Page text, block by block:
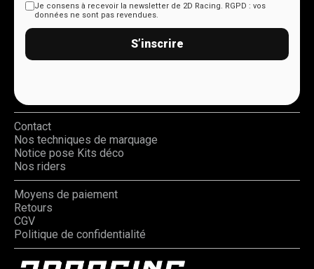
Je consens à recevoir la newsletter de 2D Racing. RGPD : vos
données ne sont pas revendues.
S’inscrire
Contact
Nos techniques de marquage
Notice pose Kits déco
Nos riders
Moyens de paiement
Retours
CGV
Politique de confidentialité